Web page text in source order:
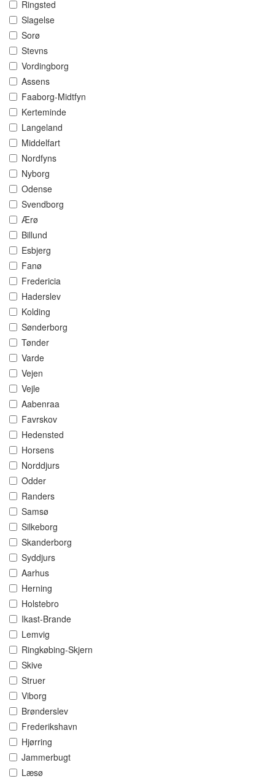
Ringsted
Slagelse
Sorø
Stevns
Vordingborg
Assens
Faaborg-Midtfyn
Kerteminde
Langeland
Middelfart
Nordfyns
Nyborg
Odense
Svendborg
Ærø
Billund
Esbjerg
Fanø
Fredericia
Haderslev
Kolding
Sønderborg
Tønder
Varde
Vejen
Vejle
Aabenraa
Favrskov
Hedensted
Horsens
Norddjurs
Odder
Randers
Samsø
Silkeborg
Skanderborg
Syddjurs
Aarhus
Herning
Holstebro
Ikast-Brande
Lemvig
Ringkøbing-Skjern
Skive
Struer
Viborg
Brønderslev
Frederikshavn
Hjørring
Jammerbugt
Læsø